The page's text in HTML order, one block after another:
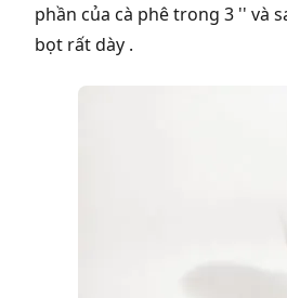
phần của cà phê trong 3 '' và
bọt rất dày .